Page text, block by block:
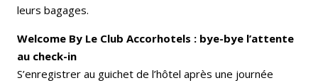
leurs bagages.
Welcome By Le Club Accorhotels : bye-bye l’attente
au check-in
S’enregistrer au guichet de l’hôtel après une journée